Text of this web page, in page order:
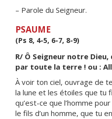
– Parole du Seigneur.
PSAUME
(Ps 8, 4-5, 6-7, 8-9)
R/ Ô Seigneur notre
par toute la terre ! ou :
À voir ton ciel, ouvrage de
la lune et les étoiles que tu
qu’est-ce que l’homme
le fils d’un homme, que tu